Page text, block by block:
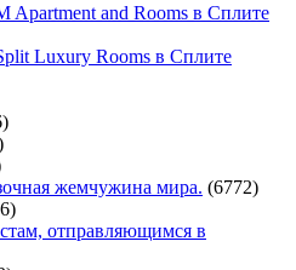
Apartment and Rooms в Сплите
Luxury Rooms в Сплите
жемчужина мира. (6772)
отправляющимся в